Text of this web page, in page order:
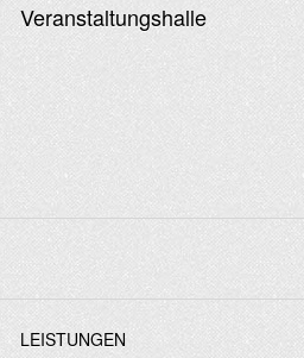
Veranstaltungshalle
LEISTUNGEN